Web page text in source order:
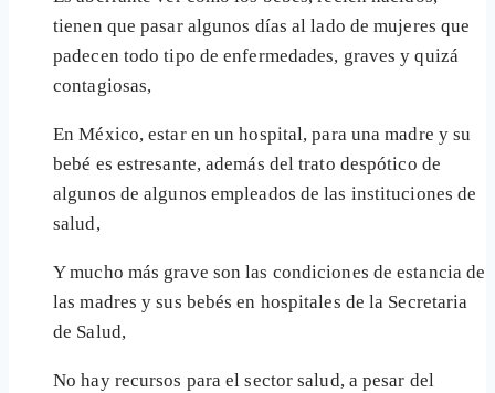
tienen que pasar algunos días al lado de mujeres que
padecen todo tipo de enfermedades, graves y quizá
contagiosas,
En México, estar en un hospital, para una madre y su
bebé es estresante, además del trato despótico de
algunos de algunos empleados de las instituciones de
salud,
Y mucho más grave son las condiciones de estancia de
las madres y sus bebés en hospitales de la Secretaria
de Salud,
No hay recursos para el sector salud, a pesar del